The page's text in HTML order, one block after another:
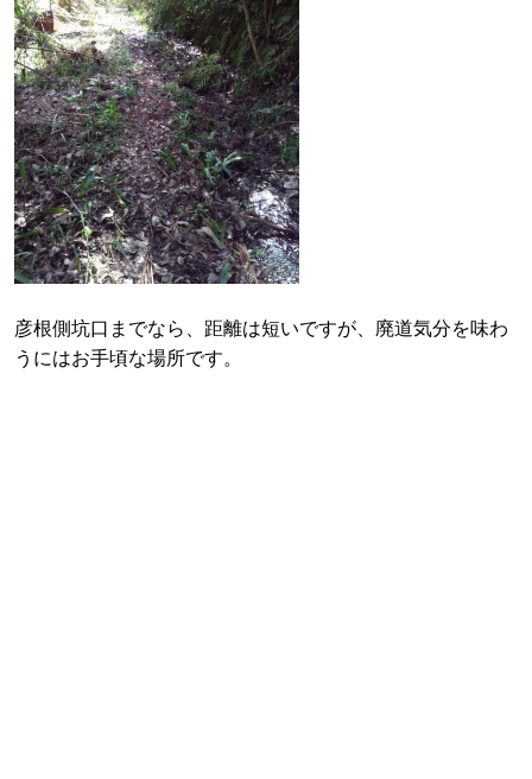
彦根側坑口までなら、距離は短いですが、廃道気分を味わ
うにはお手頃な場所です。